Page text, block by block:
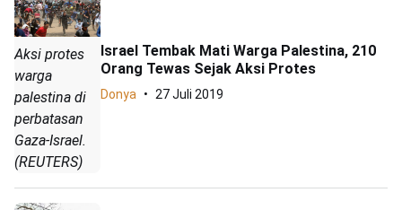
Aksi protes
warga
palestina di
perbatasan
Gaza-Israel.
(REUTERS)
Israel Tembak Mati Warga Palestina, 210
Orang Tewas Sejak Aksi Protes
Donya 27 Juli 2019